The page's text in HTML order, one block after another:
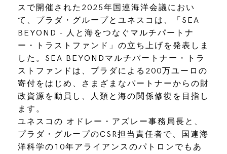
スで開催された2025年国連海洋会議におい
て、プラダ・グループとユネスコは、「SEA
BEYOND - 人と海をつなぐマルチパートナ
ー・トラストファンド」の立ち上げを発表しま
した。SEA BEYONDマルチパートナー・トラ
ストファンドは、プラダによる200万ユーロの
寄付をはじめ、さまざまなパートナーからの財
政資源を動員し、人類と海の関係修復を目指し
ます。
ユネスコの オドレー・アズレー事務局長と、
プラダ・グループのCSR担当責任者で、国連海
洋科学の10年アライアンスのパトロンでもあ